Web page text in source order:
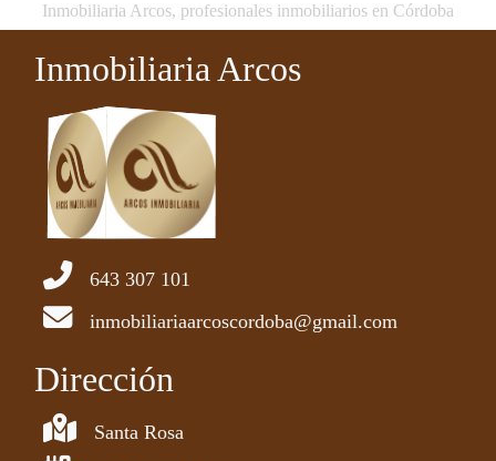
Inmobiliaria Arcos, profesionales inmobiliarios en Córdoba
Inmobiliaria Arcos
643 307 101
inmobiliariaarcoscordoba@gmail.com
Dirección
Santa Rosa